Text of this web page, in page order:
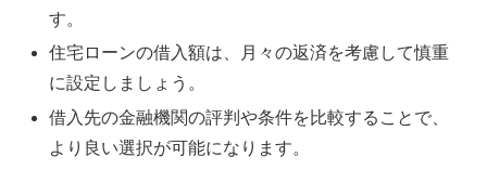
す。
住宅ローンの借入額は、月々の返済を考慮して慎重
に設定しましょう。
借入先の金融機関の評判や条件を比較することで、
より良い選択が可能になります。